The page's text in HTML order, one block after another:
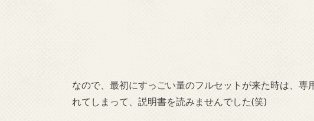
なので、最初にすっごい量のフルセットが来た時は、
れてしまって、説明書を読みませんでした(笑)